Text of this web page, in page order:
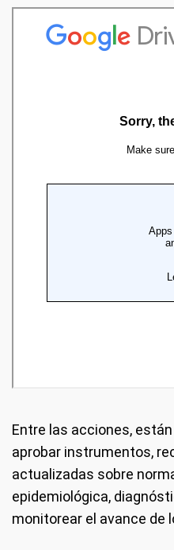
Entre las acciones,
aprobar instrumentos,
actualizadas sobre
epidemiológica,
monitorear el avance de